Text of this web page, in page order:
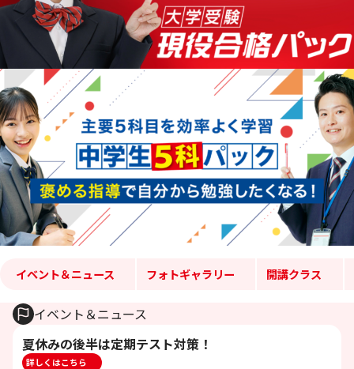
イベント＆ニュース フォトギャラリー 開講クラス
イベント＆ニュース
夏休みの後半は定期テスト対策！
詳しくはこちら